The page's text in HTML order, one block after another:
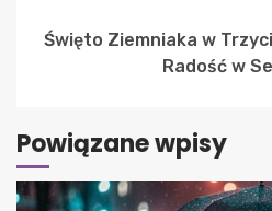
Święto Ziemniaka w
Radość w
Powiązane wpisy